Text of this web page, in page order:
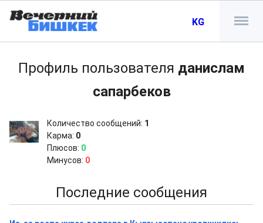
KG
Профиль пользователя данислам
сапарбеков
Количество сообщений: 1
Карма: 0
Плюсов: 0
Минусов: 0
Последние сообщения